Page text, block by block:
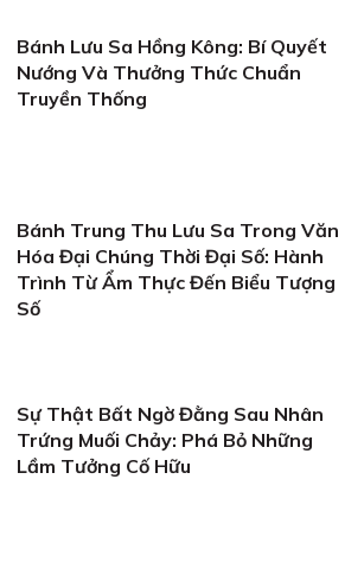
Bánh Lưu Sa Hồng Kông: Bí Quyết
Nướng Và Thưởng Thức Chuẩn
Truyền Thống
Bánh Trung Thu Lưu Sa Trong Văn
Hóa Đại Chúng Thời Đại Số: Hành
Trình Từ Ẩm Thực Đến Biểu Tượng
Số
Sự Thật Bất Ngờ Đằng Sau Nhân
Trứng Muối Chảy: Phá Bỏ Những
Lầm Tưởng Cố Hữu